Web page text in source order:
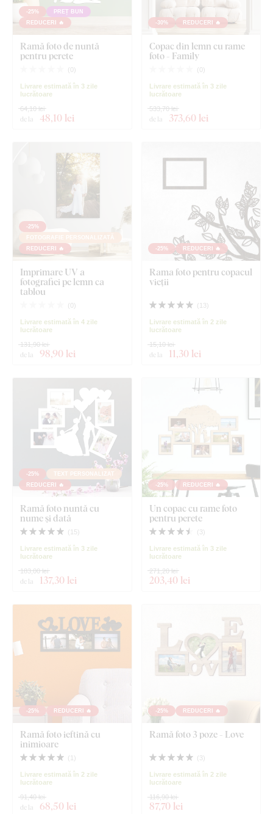
-25%
PREȚ BUN
REDUCERI 🔥
Ramă foto de nuntă
pentru perete
( 0)
Livrare estimată în 3 zile
lucrătoare
de la 48,10 lei
64,10 lei
-30% REDUCERI 🔥
Copac din lemn cu rame
foto - Family
( 0)
Livrare estimată în 3 zile
lucrătoare
de la 373,60 lei
533,70 lei
-25%
FOTOGRAFIE PERSONALIZATĂ
REDUCERI 🔥
Imprimare UV a
fotografiei pe lemn ca
tablou
( 0 )
Livrare estimată în 4 zile
lucrătoare
de la 98,90 lei
131,90 lei
-25% REDUCERI 🔥
Rama foto pentru copacul
vieții
( 13 )
Livrare estimată în 2 zile
lucrătoare
de la 11,30 lei
15,10 lei
-25%
TEXT PERSONALIZAT
REDUCERI 🔥
Ramă foto nuntă cu
nume și dată
( 15)
Livrare estimată în 3 zile
lucrătoare
de la 137,30 lei
183,00 lei
-25% REDUCERI 🔥
Un copac cu rame foto
pentru perete
( 3)
Livrare estimată în 3 zile
lucrătoare
203,40 lei
271,20 lei
-25% REDUCERI 🔥
Ramă foto ieftină cu
inimioare
( )
Livrare estimată în 2 zile
lucrătoare
de la 68,50 lei
91,40 lei
-25% REDUCERI 🔥
Ramă foto 3 poze - Love
( 3 )
Livrare estimată în 2 zile
lucrătoare
87,70 lei
116,90 lei